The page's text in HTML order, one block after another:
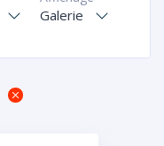
Galerie